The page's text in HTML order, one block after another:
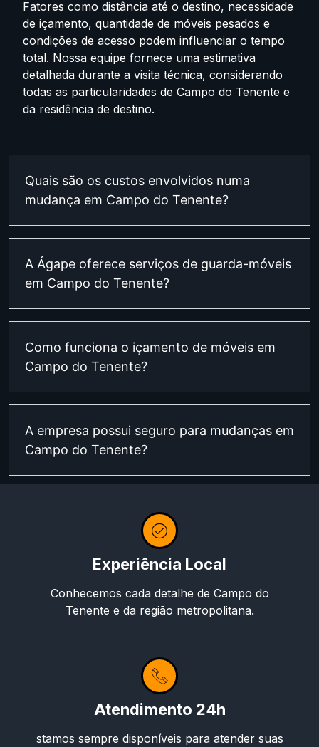
Fatores como distância até o destino, necessidade
de içamento, quantidade de móveis pesados e
condições de acesso podem influenciar o tempo
total. Nossa equipe fornece uma estimativa
detalhada durante a visita técnica, considerando
todas as particularidades de Campo do Tenente e
da residência de destino.
Quais são os custos envolvidos numa
mudança em Campo do Tenente?
A Ágape oferece serviços de guarda-móveis
em Campo do Tenente?
Como funciona o içamento de móveis em
Campo do Tenente?
A empresa possui seguro para mudanças em
Campo do Tenente?
Experiência Local
Conhecemos cada detalhe de Campo do
Tenente e da região metropolitana.
Atendimento 24h
stamos sempre disponíveis para atender suas